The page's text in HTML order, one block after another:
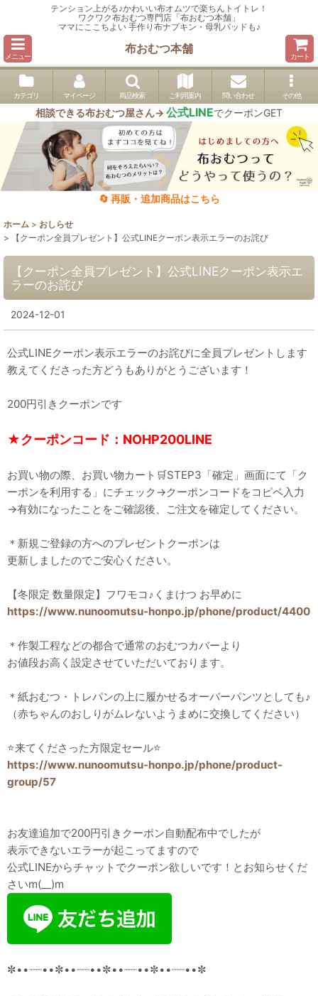
テンション上がる♪かわいい布オムツで楽ちんトイトレ！
ワクワク布おむつ専門店「布おむつ本舗」
ママにここちよい 手作り布ナプキン・母乳パッドも♪
メニュー
布おむつ本舗
カート
カテゴリ マイページ 商品検索 ご利用案内 問い合わせ その他
相談できる布おむつ屋さん→ 公式LINEでクーポンGET
🔄 再販・追加商品はこちら
ホーム > おしらせ
>
【クーポン全員プレゼント】公式LINEクーポン表示エラーのお詫び
【クーポン全員プレゼント】公式LINEクーポン表示エ
ラーのお詫び
2024-12-01
公式LINEクーポン表示エラーのお詫びに全員プレゼントします
教えてくださった方どうもありがとうございます！
200円引きクーポンです
★クーポンコード：NOHP200LINE
お買い物の際、お買い物カート🛒STEP3「確定」画面にて「ク
ーポンを利用する」にチェック→クーポンコードをコピペ入力
→有効になったことをご確認後、ご注文を確定してください。
＊新規ご登録の方へのプレゼントクーポンは
更新しましたのでご安心ください。
【冬限定 数量限定】フワモコ♪くまけつ お早めに
https://www.nunoomutsu-honpo.jp/phone/product/4400
＊作製工程などの都合で通常のおむつカバーより
お値段お高く設定させていただいております。
＊紙おむつ・トレパンの上に履かせるオーバーパンツとしても♪
（赤ちゃんのおしりがムレないようまめに交換してください）
⭐️来てくださった方限定セール⭐️
https://www.nunoomutsu-honpo.jp/phone/product-
group/57
お友達追加で200円引きクーポン自動配布中でしたが
表示できないエラーが起こってますので
公式LINEからチャットでクーポン欲しいです！とお知らせくだ
さいm(__)m
✼••┈┈••✼••┈┈••✼••┈┈••✼••┈┈••✼